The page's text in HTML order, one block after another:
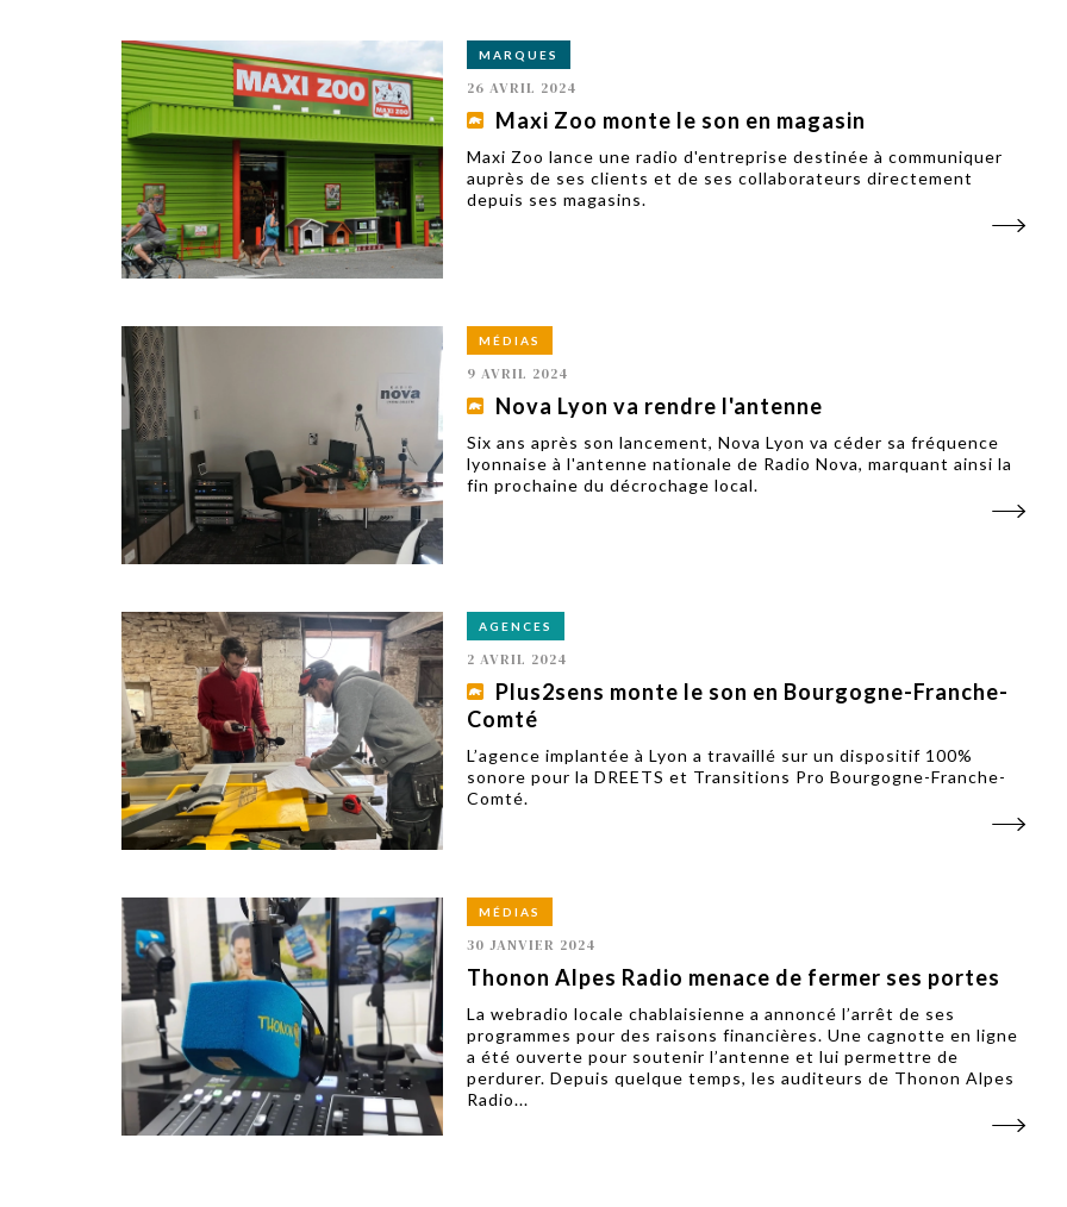
MARQUES
26 AVRIL 2024
Maxi Zoo monte le son en magasin
Maxi Zoo lance une radio d'entreprise destinée à communiquer
auprès de ses clients et de ses collaborateurs directement
depuis ses magasins.
MÉDIAS
9 AVRIL 2024
Nova Lyon va rendre l'antenne
Six ans après son lancement, Nova Lyon va céder sa fréquence
lyonnaise à l'antenne nationale de Radio Nova, marquant ainsi la
fin prochaine du décrochage local.
AGENCES
2 AVRIL 2024
Plus2sens monte le son en Bourgogne-Franche-
Comté
L’agence implantée à Lyon a travaillé sur un dispositif 100%
sonore pour la DREETS et Transitions Pro Bourgogne-Franche-
Comté.
MÉDIAS
30 JANVIER 2024
Thonon Alpes Radio menace de fermer ses portes
La webradio locale chablaisienne a annoncé l’arrêt de ses
programmes pour des raisons financières. Une cagnotte en ligne
a été ouverte pour soutenir l’antenne et lui permettre de
perdurer. Depuis quelque temps, les auditeurs de Thonon Alpes
Radio...